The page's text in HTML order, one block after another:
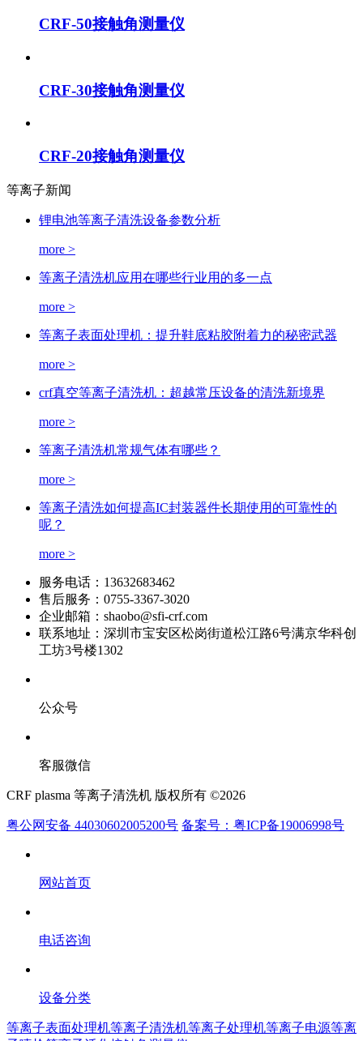
CRF-50接触角测量仪
CRF-30接触角测量仪
CRF-20接触角测量仪
等离子新闻
锂电池等离子清洗设备参数分析
more >
等离子清洗机应用在哪些行业用的多一点
more >
等离子表面处理机：提升鞋底粘胶附着力的秘密武器
more >
crf真空等离子清洗机：超越常压设备的清洗新境界
more >
等离子清洗机常规气体有哪些？
more >
等离子清洗如何提高IC封装器件长期使用的可靠性的
呢？
more >
服务电话： 13632683462
售后服务： 0755-3367-3020
企业邮箱： shaobo@sfi-crf.com
联系地址： 深圳市宝安区松岗街道松江路6号满京华科创
工坊3号楼1302
公众号
客服微信
CRF plasma 等离子清洗机 版权所有 ©2026
粤公网安备 44030602005200号 备案号：粤ICP备19006998号
网站首页
电话咨询
设备分类
等离子表面处理机等离子清洗机等离子处理机等离子电源等离